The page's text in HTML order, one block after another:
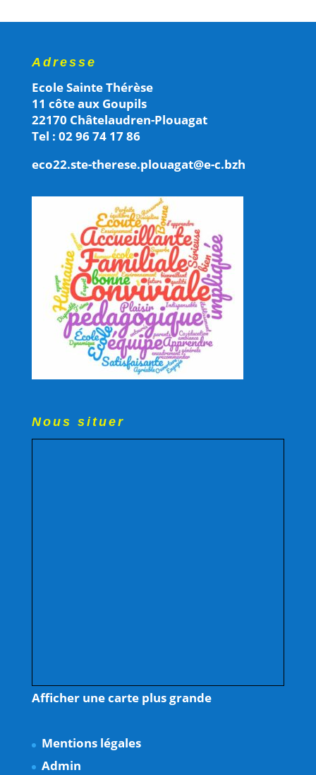
Adresse
Ecole Sainte Thérèse
11 côte aux Goupils
22170 Châtelaudren-Plouagat
Tel : 02 96 74 17 86
eco22.ste-therese.plouagat@e-c.bzh
Nous situer
Afficher une carte plus grande
Mentions légales
Admin